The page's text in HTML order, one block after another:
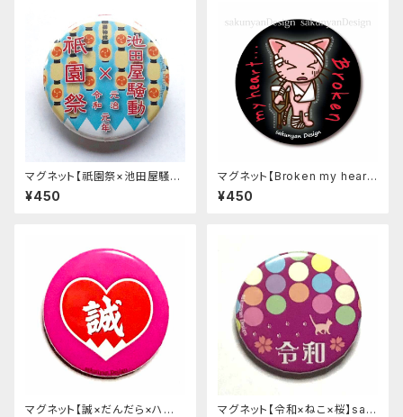
マグネット【祇園祭×池田屋騒
動】水色《令和元年祇園祭限定》
¥450
マグネット【Broken my hear
t…】ねこち＆さくにゃん
¥450
マグネット【誠×だんだら×ハー
マグネット【令和×ねこ×桜】sak